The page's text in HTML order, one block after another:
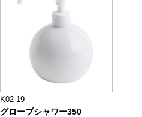
K02-19
グローブシャワー350